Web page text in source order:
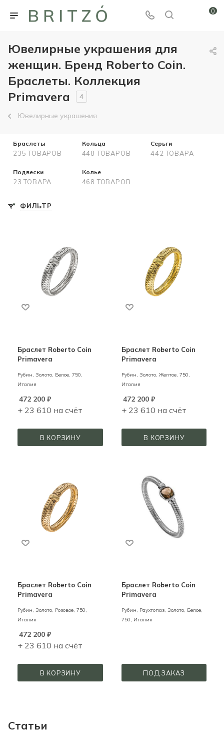
0
Ювелирные украшения для
женщин. Бренд Roberto Coin.
Браслеты. Коллекция
Primavera
4
Ювелирные украшения
Браслеты
235 ТОВАРОВ
Кольца
448 ТОВАРОВ
Серьги
442 ТОВАРА
Подвески
23 ТОВАРА
Колье
468 ТОВАРОВ
ФИЛЬТР
Браслет Roberto Coin
Primavera
Рубин, Золото, Белое, 750,
Италия
472 200 ₽
+ 23 610 на счёт
В КОРЗИНУ
Браслет Roberto Coin
Primavera
Рубин, Золото, Желтое, 750,
Италия
472 200₽
+ 23 610 на счёт
В КОРЗИНУ
Браслет Roberto Coin
Primavera
Рубин, Золото, Розовое, 750,
Италия
472 200 ₽
+ 23 610 на счёт
В КОРЗИНУ
Браслет Roberto Coin
Primavera
Рубин, Раухтопаз, Золото, Белое,
750, Италия
ПОД ЗАКАЗ
Статьи